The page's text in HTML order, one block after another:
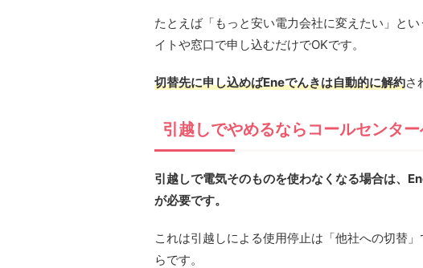
たとえば「もっと安い電力会社に変えたい」と
イトや窓口で申し込むだけでOKです。
切替先に申し込めばEneでんきは自動的に解約さ
引越しでやめるならコールセンタ
引越しで電気そのものを使わなくなる場合は、
が必要です。
これは引越しによる使用停止は「他社への切替
らです。